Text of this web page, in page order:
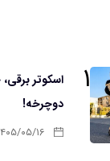
۱
اسکوتر
دوچرخه!
۱۴۰۵/۰۵/۱۶